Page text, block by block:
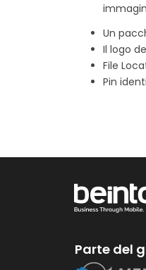
Un
Il logo
File
Pin
Parte del